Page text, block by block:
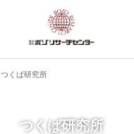
つくば研究所
つくば研究所